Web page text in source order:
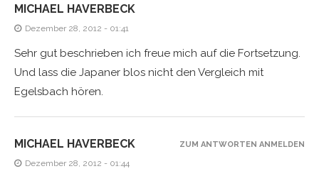
MICHAEL HAVERBECK
Dezember 28, 2012 - 01:41
Sehr gut beschrieben ich freue mich auf die Fortsetzung.
Und lass die Japaner blos nicht den Vergleich mit
Egelsbach hören.
MICHAEL HAVERBECK
Dezember 28, 2012 - 01:44
ZUM ANTWORTEN ANMELDEN